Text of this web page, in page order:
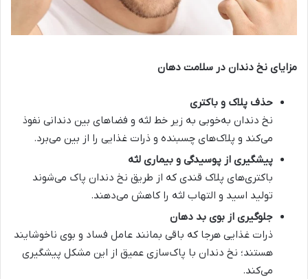
مزایای نخ دندان در سلامت دهان
حذف پلاک و باکتری
نخ دندان به‌خوبی به زیر خط لثه و فضاهای بین دندانی نفوذ
می‌کند و پلاک‌های چسبنده و ذرات غذایی را از بین می‌برد.
پیشگیری از پوسیدگی و بیماری لثه
باکتری‌های پلاک قندی که از طریق نخ دندان پاک می‌شوند
تولید اسید و التهاب لثه را کاهش می‌دهند.
جلوگیری از بوی بد دهان
ذرات غذایی هرجا که باقی بمانند عامل فساد و بوی ناخوشایند
هستند؛ نخ دندان با پاک‌سازی عمیق از این مشکل پیشگیری
می‌کند.